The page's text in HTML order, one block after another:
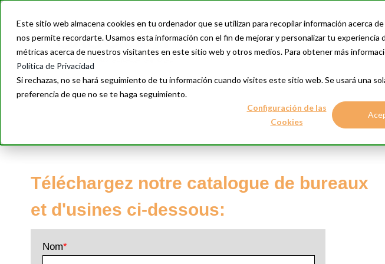
Este sitio web almacena cookies en tu ordenador que se utilizan para recopilar información acerca
nos permite recordarte. Usamos esta información con el fin de mejorar y personalizar tu experiencia
métricas acerca de nuestros visitantes en este sitio web y otros medios. Para obtener más
Política de Privacidad
Si rechazas, no se hará seguimiento de tu información cuando visites este sitio web. Se usará una
preferencia de que no se te haga seguimiento.
Configuración de las
Cookies
Téléchargez notre catalogue de bureaux
et d'usines ci-dessous:
Nom*